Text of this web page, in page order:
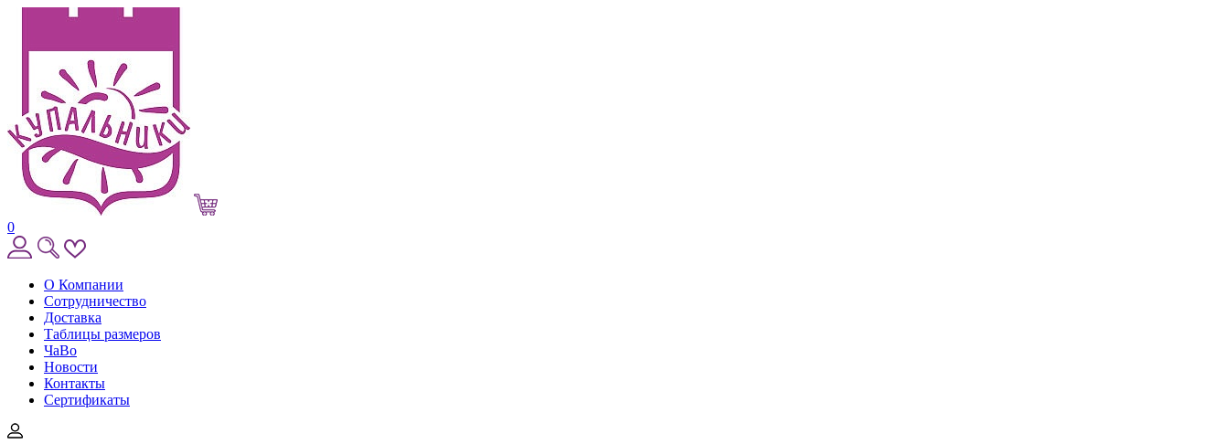
0
О Компании
Сотрудничество
Доставка
Таблицы размеров
ЧаВо
Новости
Контакты
Сертификаты